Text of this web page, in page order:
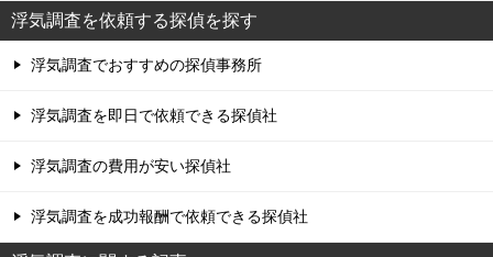
ナ
ー
ン
浮気調査を依頼する探偵を探す
浮気調査でおすすめの探偵事務所
浮気調査を即日で依頼できる探偵社
浮気調査の費用が安い探偵社
浮気調査を成功報酬で依頼できる探偵社